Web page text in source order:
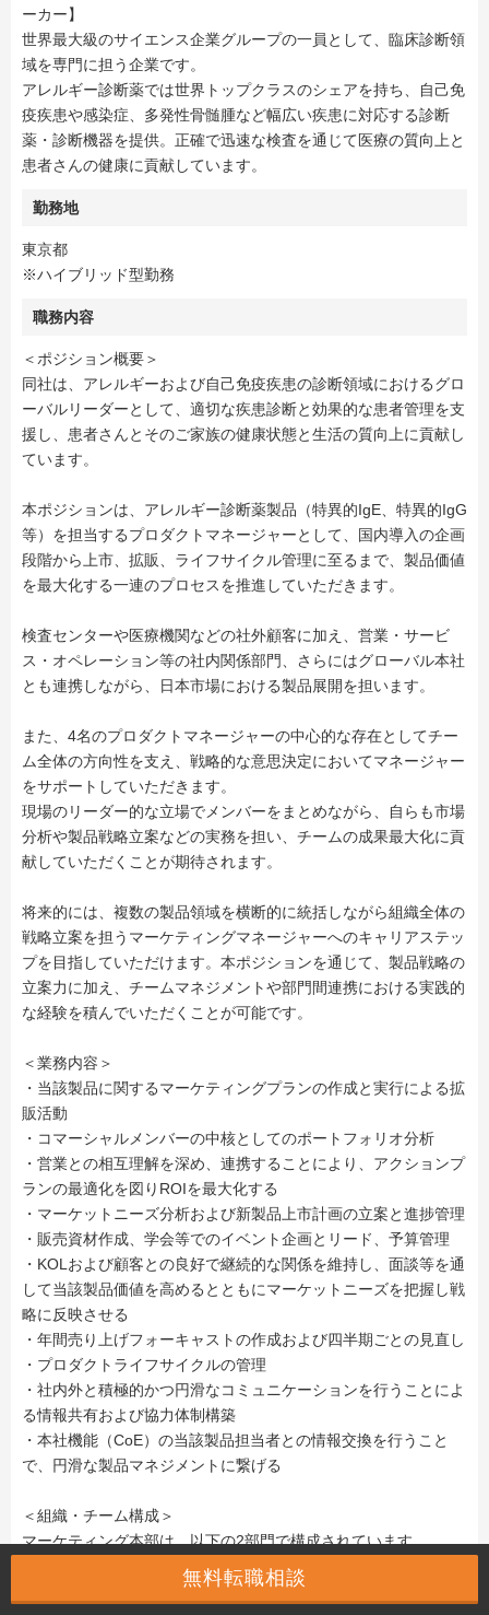
ーカー】
世界最大級のサイエンス企業グループの一員として、臨床診断領
域を専門に担う企業です。
アレルギー診断薬では世界トップクラスのシェアを持ち、自己免
疫疾患や感染症、多発性骨髄腫など幅広い疾患に対応する診断
薬・診断機器を提供。正確で迅速な検査を通じて医療の質向上と
患者さんの健康に貢献しています。
勤務地
東京都
※ハイブリッド型勤務
職務内容
＜ポジション概要＞
同社は、アレルギーおよび自己免疫疾患の診断領域におけるグロ
ーバルリーダーとして、適切な疾患診断と効果的な患者管理を支
援し、患者さんとそのご家族の健康状態と生活の質向上に貢献し
ています。
本ポジションは、アレルギー診断薬製品（特異的IgE、特異的IgG
等）を担当するプロダクトマネージャーとして、国内導入の企画
段階から上市、拡販、ライフサイクル管理に至るまで、製品価値
を最大化する一連のプロセスを推進していただきます。
検査センターや医療機関などの社外顧客に加え、営業・サービ
ス・オペレーション等の社内関係部門、さらにはグローバル本社
とも連携しながら、日本市場における製品展開を担います。
また、4名のプロダクトマネージャーの中心的な存在としてチー
ム全体の方向性を支え、戦略的な意思決定においてマネージャー
をサポートしていただきます。
現場のリーダー的な立場でメンバーをまとめながら、自らも市場
分析や製品戦略立案などの実務を担い、チームの成果最大化に貢
献していただくことが期待されます。
将来的には、複数の製品領域を横断的に統括しながら組織全体の
戦略立案を担うマーケティングマネージャーへのキャリアステッ
プを目指していただけます。本ポジションを通じて、製品戦略の
立案力に加え、チームマネジメントや部門間連携における実践的
な経験を積んでいただくことが可能です。
＜業務内容＞
・当該製品に関するマーケティングプランの作成と実行による拡
販活動
・コマーシャルメンバーの中核としてのポートフォリオ分析
・営業との相互理解を深め、連携することにより、アクションプ
ランの最適化を図りROIを最大化する
・マーケットニーズ分析および新製品上市計画の立案と進捗管理
・販売資材作成、学会等でのイベント企画とリード、予算管理
・KOLおよび顧客との良好で継続的な関係を維持し、面談等を通
して当該製品価値を高めるとともにマーケットニーズを把握し戦
略に反映させる
・年間売り上げフォーキャストの作成および四半期ごとの見直し
・プロダクトライフサイクルの管理
・社内外と積極的かつ円滑なコミュニケーションを行うことによ
る情報共有および協力体制構築
・本社機能（CoE）の当該製品担当者との情報交換を行うこと
で、円滑な製品マネジメントに繋げる
＜組織・チーム構成＞
マーケティング本部は、以下の2部門で構成されています。
●プロダクトマーケティング部
無料転職相談